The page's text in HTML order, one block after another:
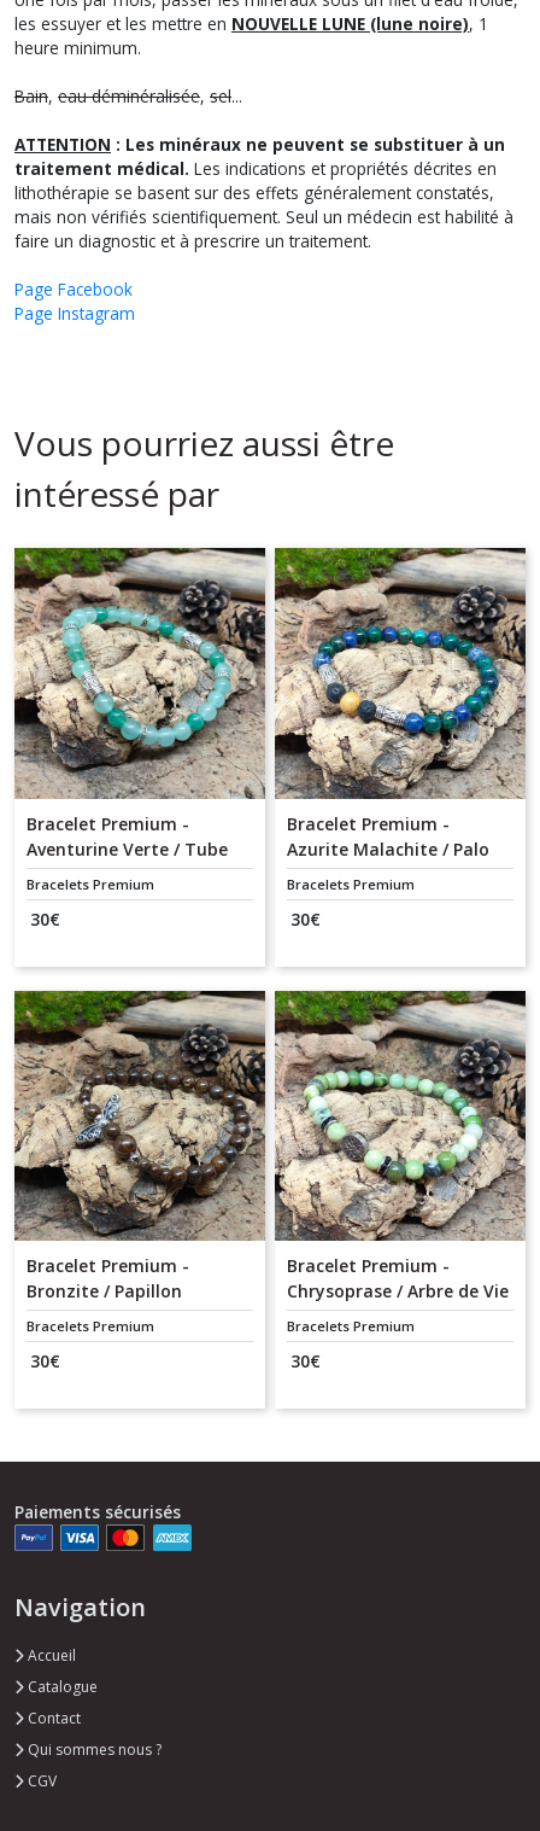
les essuyer et les mettre en NOUVELLE LUNE (lune noire), 1
heure minimum.
Bain, eau déminéralisée, sel...
ATTENTION : Les minéraux ne peuvent se substituer à un
traitement médical. Les indications et propriétés décrites en
lithothérapie se basent sur des effets généralement constatés,
mais non vérifiés scientifiquement. Seul un médecin est habilité à
faire un diagnostic et à prescrire un traitement.
Page Facebook
Page Instagram
Vous pourriez aussi être
intéressé par
Bracelet Premium -
Aventurine Verte / Tube
Tribal
Bracelets Premium
30€
Bracelet Premium -
Azurite Malachite / Palo
Santo / Pierre de lave /
Tube Tribal
Bracelets Premium
30€
Bracelet Premium -
Bronzite / Papillon
Bracelets Premium
30€
Bracelet Premium -
Chrysoprase / Arbre de Vie
Bracelets Premium
30€
Paiements sécurisés
Navigation
Accueil
Catalogue
Contact
Qui sommes nous ?
CGV